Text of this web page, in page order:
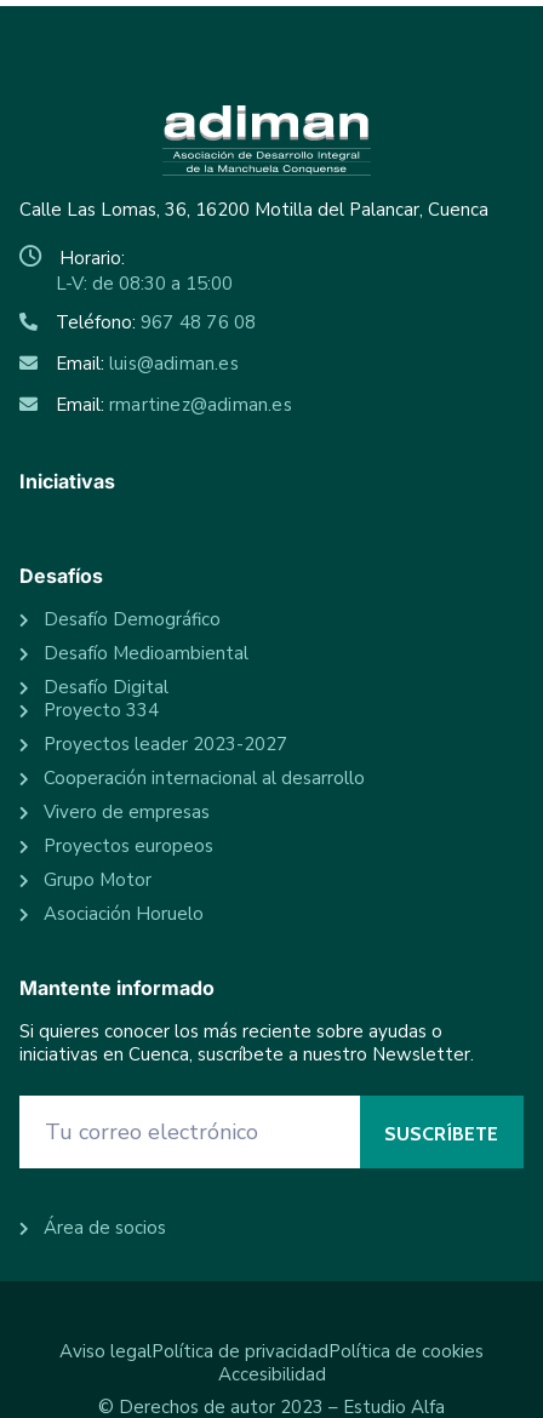
Calle Las Lomas, 36, 16200 Motilla del Palancar, Cuenca
Horario:
L-V: de 08:30 a 15:00
Teléfono: 967 48 76 08
Email: luis@adiman.es
Email: rmartinez@adiman.es
Iniciativas
Desafíos
Desafío Demográfico
Desafío Medioambiental
Desafío Digital
Proyecto 334
Proyectos leader 2023-2027
Cooperación internacional al desarrollo
Vivero de empresas
Proyectos europeos
Grupo Motor
Asociación Horuelo
Mantente informado
Si quieres conocer los más reciente sobre ayudas o
iniciativas en Cuenca, suscríbete a nuestro Newsletter.
Área de socios
Aviso legalPolítica de privacidadPolítica de cookies
Accesibilidad
© Derechos de autor 2023 – Estudio Alfa